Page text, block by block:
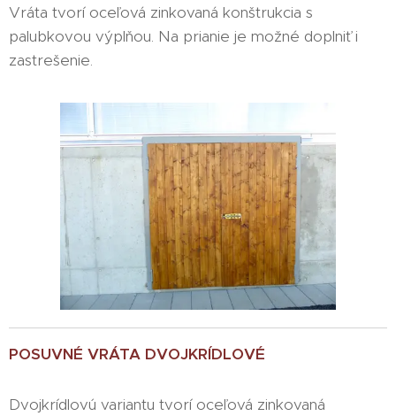
Vráta tvorí oceľová zinkovaná konštrukcia s
palubkovou výplňou. Na prianie je možné doplniť i
zastrešenie.
POSUVNÉ VRÁTA DVOJKRÍDLOVÉ
Dvojkrídlovú variantu tvorí oceľová zinkovaná